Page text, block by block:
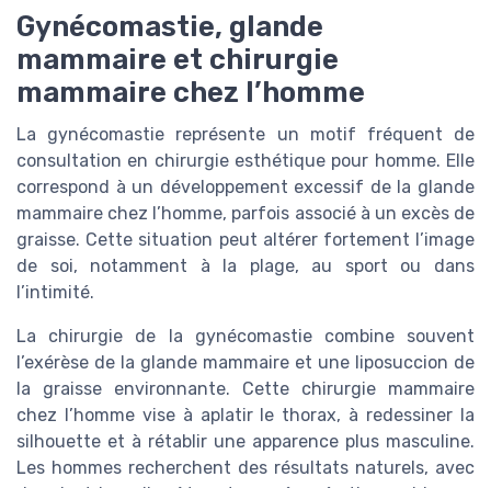
Gynécomastie, glande
mammaire et chirurgie
mammaire chez l’homme
La gynécomastie représente un motif fréquent de
consultation en chirurgie esthétique pour homme. Elle
correspond à un développement excessif de la glande
mammaire chez l’homme, parfois associé à un excès de
graisse. Cette situation peut altérer fortement l’image
de soi, notamment à la plage, au sport ou dans
l’intimité.
La chirurgie de la gynécomastie combine souvent
l’exérèse de la glande mammaire et une liposuccion de
la graisse environnante. Cette chirurgie mammaire
chez l’homme vise à aplatir le thorax, à redessiner la
silhouette et à rétablir une apparence plus masculine.
Les hommes recherchent des résultats naturels, avec